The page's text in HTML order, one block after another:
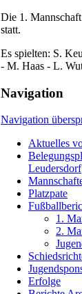
Die 1.
statt.
Es spielten: S.
- M. Haas - L.
Navigation
Navigation
Aktuelles
Leudersdorf
Platzpate
1.
2.
Erfolge